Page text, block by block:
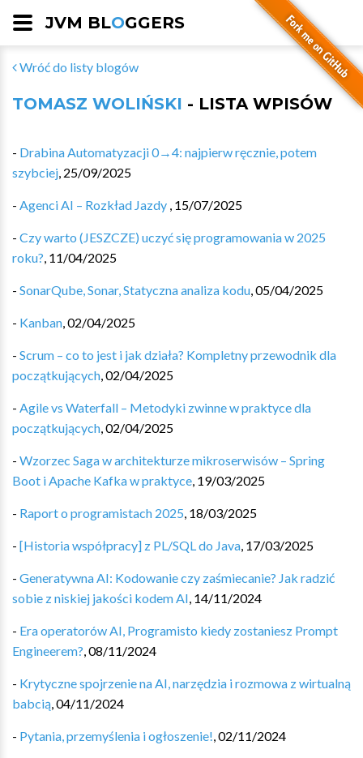
JVM BLOGGERS
Wróć do listy blogów
TOMASZ WOLIŃSKI - LISTA WPISÓW
- Drabina Automatyzacji 0→4: najpierw ręcznie, potem
szybciej, 25/09/2025
- Agenci AI – Rozkład Jazdy , 15/07/2025
- Czy warto (JESZCZE) uczyć się programowania w 2025
roku?, 11/04/2025
- SonarQube, Sonar, Statyczna analiza kodu,05/04/2025
- Kanban,02/04/2025
- Scrum – co to jest i jak działa? Kompletny przewodnik dla
początkujących,02/04/2025
- Agile vs Waterfall – Metodyki zwinne w praktyce dla
początkujących,02/04/2025
- Wzorzec Saga w architekturze mikroserwisów – Spring
Boot i Apache Kafka w praktyce, 19/03/2025
- Raport o programistach 2025, 18/03/2025
- [Historia współpracy] z PL/SQL do Java, 17/03/2025
- Generatywna AI: Kodowanie czy zaśmiecanie? Jak radzić
sobie z niskiej jakości kodem AI, 14/11/2024
- Era operatorów AI, Programisto kiedy zostaniesz Prompt
Engineerem?,08/11/2024
- Krytyczne spojrzenie na AI, narzędzia i rozmowa z wirtualną
babcią,04/11/2024
- Pytania, przemyślenia i ogłoszenie!,02/11/2024